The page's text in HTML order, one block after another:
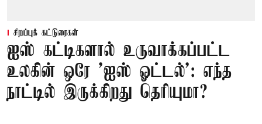
சிறப்புக் கட்டுரைகள்
ஐஸ் கட்டிகளால் உருவாக்கப்பட்ட
உலகின் ஒரே 'ஐஸ் ஓட்டல்': எந்த
நாட்டில் இருக்கிறது தெரியுமா?